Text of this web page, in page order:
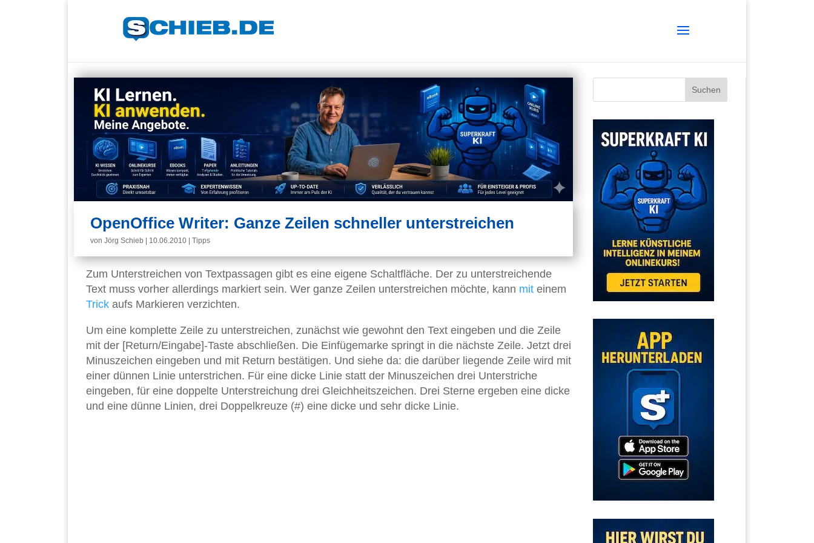
OpenOffice Writer: Ganze Zeilen schneller unterstreichen
von Jörg Schieb 10.06.2010 Tipps
Zum Unterstreichen von Textpassagen gibt es eine eigene Schaltfläche. Der zu unterstreichende
Text muss vorher allerdings markiert sein. Wer ganze Zeilen unterstreichen möchte, kann mit einem
Trick aufs Markieren verzichten.
Um eine komplette Zeile zu unterstreichen, zunächst wie gewohnt den Text eingeben und die Zeile
mit der [Return/Eingabe]-Taste abschließen. Die Einfügemarke springt in die nächste Zeile. Jetzt drei
Minuszeichen eingeben und mit Return bestätigen. Und siehe da: die darüber liegende Zeile wird mit
einer dünnen Linie unterstrichen. Für eine dicke Linie statt der Minuszeichen drei Unterstriche
eingeben, für eine doppelte Unterstreichung drei Gleichheitszeichen. Drei Sterne ergeben eine dicke
und eine dünne Linien, drei Doppelkreuze (#) eine dicke und sehr dicke Linie.